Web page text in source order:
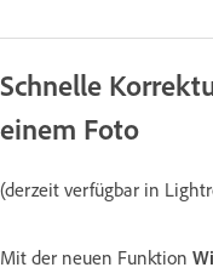
Schnelle
einem Foto
(derzeit verfügbar in
Mit der neuen Funktion